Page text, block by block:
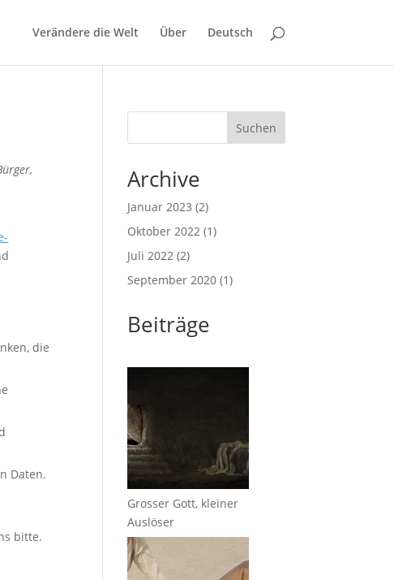
Verändere die Welt Über Deutsch
die
Daten.
bitte.
Suchen
Archive
Januar 2023 (2)
Oktober 2022 (1)
Juli 2022 (2)
September 2020 (1)
Beiträge
Grosser Gott, kleiner
Auslöser